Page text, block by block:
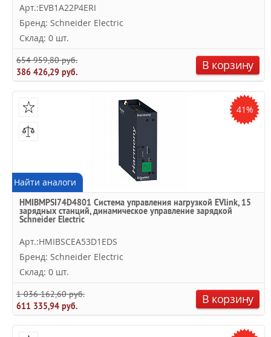
Арт.:EVB1A22P4ERI
Бренд: Schneider Electric
Склад: 0 шт.
654 959,80 руб.
386 426,29 руб.
В корзину
41%
Найти аналоги
HMIBMPSI74D4801 Система управления нагрузкой EVlink, 15
зарядных станций, динамическое управление зарядкой
Schneider Electric
Арт.:HMIBSCEA53D1EDS
Бренд: Schneider Electric
Склад: 0 шт.
1 036 162,60 руб.
611 335,94 руб.
В корзину